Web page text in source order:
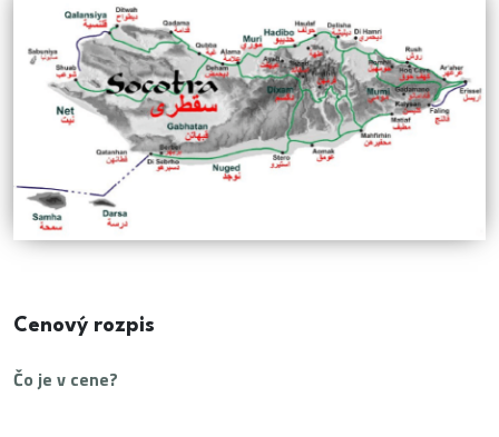
Cenový rozpis
Čo je v cene?